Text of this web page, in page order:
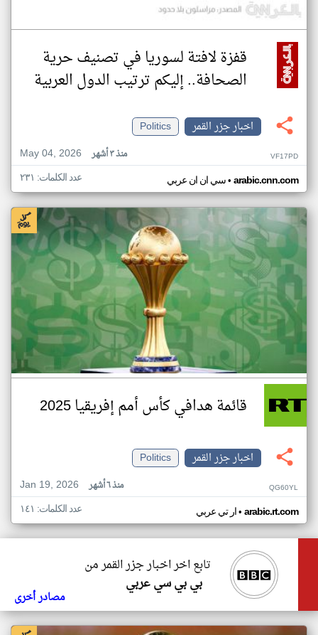
قفزة لافتة لسوريا في تصنيف حرية
الصحافة.. إليكم ترتيب الدول العربية
اخبار جزر القمر
Politics
May 04, 2026
منذ ٣ أشهر VF17PD
سي ان ان عربي• arabic.cnn.com عدد الكلمات: ٢٣١
قائمة هدافي كأس أمم إفريقيا 2025
اخبار جزر القمر
Politics
Jan 19, 2026
منذ ٦ أشهر QG60YL
ار تي عربي• arabic.rt.com عدد الكلمات: ١٤١
تابع اخر اخبار جزر القمر من
بي بي سي عربي
مصادر أخرى